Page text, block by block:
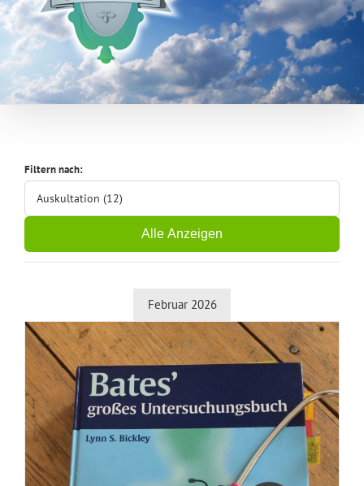
Filtern nach:
Auskultation (12)
Alle Anzeigen
Februar 2026